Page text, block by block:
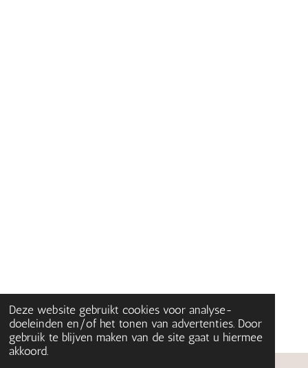
Deze website gebruikt cookies voor analyse-
doeleinden en/of het tonen van advertenties. Door
gebruik te blijven maken van de site gaat u hiermee
akkoord.